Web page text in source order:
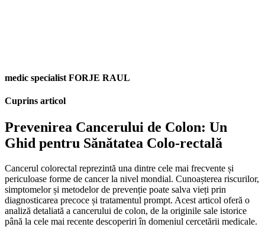
medic specialist FORJE RAUL
Cuprins articol
Prevenirea Cancerului de Colon: Un
Ghid pentru Sănătatea Colo-rectală
Cancerul colorectal reprezintă una dintre cele mai frecvente și
periculoase forme de cancer la nivel mondial. Cunoașterea riscurilor,
simptomelor și metodelor de prevenție poate salva vieți prin
diagnosticarea precoce și tratamentul prompt. Acest articol oferă o
analiză detaliată a cancerului de colon, de la originile sale istorice
până la cele mai recente descoperiri în domeniul cercetării medicale.